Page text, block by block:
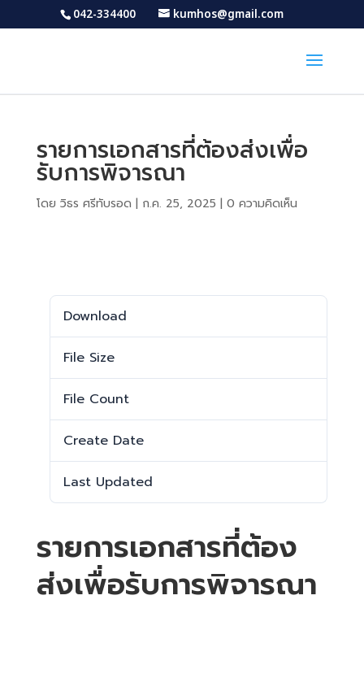
042-334400 kumhos@gmail.com
รายการเอกสารที่ต้องส่งเพื่อ
รับการพิจารณา
โดย วิธร ศรีทับรอด | ก.ค. 25, 2025 | 0 ความคิดเห็น
Download
File Size
File Count
Create Date
Last Updated
รายการเอกสารที่ต้อง
ส่งเพื่อรับการพิจารณา